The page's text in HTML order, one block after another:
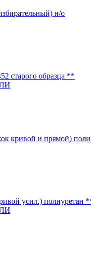
н/о
старого образца **
кривой и прямой)
усил.) полиуретан